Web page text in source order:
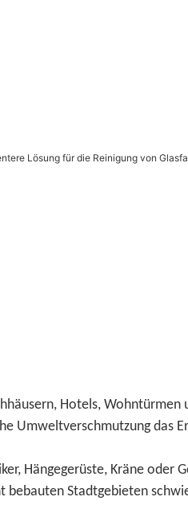
Hotels, Wohntürmen
Umweltverschmutzung das
Hängegerüste, Kräne oder
Stadtgebieten